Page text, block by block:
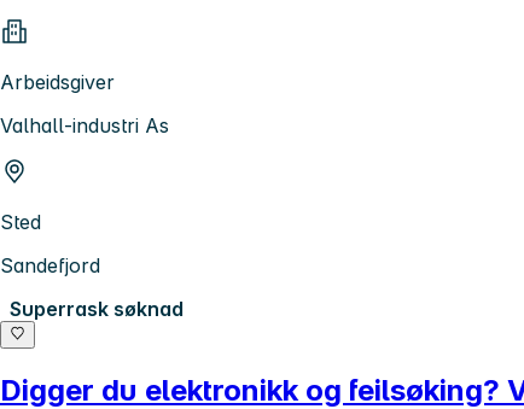
Arbeidsgiver
Valhall-industri As
Sted
Sandefjord
Superrask søknad
Digger du elektronikk og feilsøking?